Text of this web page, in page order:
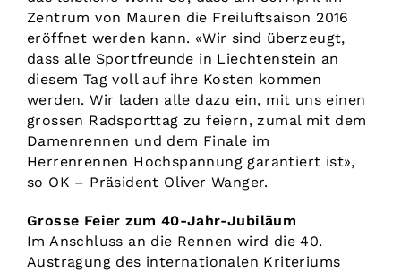
Zentrum von Mauren die Freiluftsaison 2016
eröffnet werden kann. «Wir sind überzeugt,
dass alle Sportfreunde in Liechtenstein an
diesem Tag voll auf ihre Kosten kommen
werden. Wir laden alle dazu ein, mit uns einen
grossen Radsporttag zu feiern, zumal mit dem
Damenrennen und dem Finale im
Herrenrennen Hochspannung garantiert ist»,
so OK – Präsident Oliver Wanger.
Grosse Feier zum 40-Jahr-Jubiläum
Im Anschluss an die Rennen wird die 40.
Austragung des internationalen Kriteriums